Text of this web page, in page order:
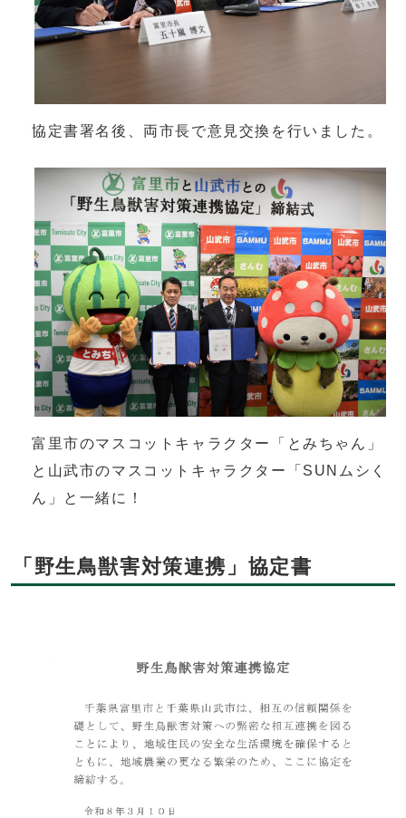
協定書署名後、両市長で意見交換を行いました。
富里市のマスコットキャラクター「とみちゃん」
と山武市のマスコットキャラクター「SUNムシく
ん」と一緒に！
「野生鳥獣害対策連携」協定書